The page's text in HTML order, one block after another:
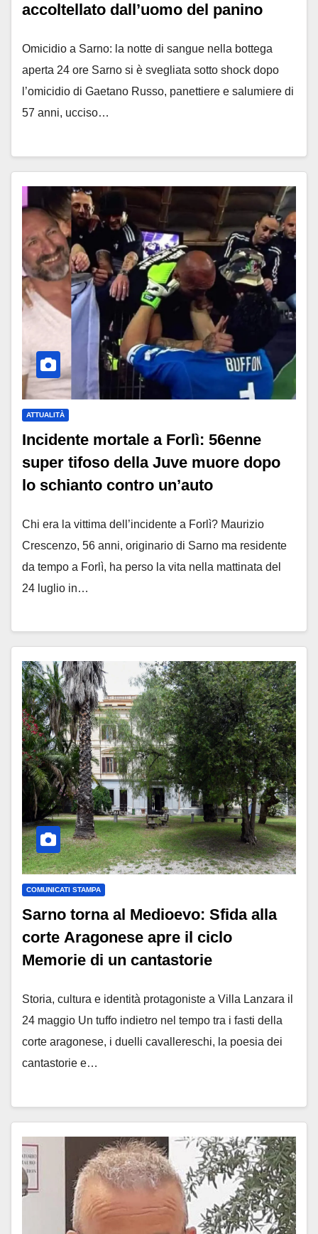
accoltellato dall’uomo del panino
Omicidio a Sarno: la notte di sangue nella bottega
aperta 24 ore Sarno si è svegliata sotto shock dopo
l’omicidio di Gaetano Russo, panettiere e salumiere di
57 anni, ucciso…
ATTUALITÀ
Incidente mortale a Forlì: 56enne
super tifoso della Juve muore dopo
lo schianto contro un’auto
Chi era la vittima dell’incidente a Forlì? Maurizio
Crescenzo, 56 anni, originario di Sarno ma residente
da tempo a Forlì, ha perso la vita nella mattinata del
24 luglio in…
COMUNICATI STAMPA
Sarno torna al Medioevo: Sfida alla
corte Aragonese apre il ciclo
Memorie di un cantastorie
Storia, cultura e identità protagoniste a Villa Lanzara il
24 maggio Un tuffo indietro nel tempo tra i fasti della
corte aragonese, i duelli cavallereschi, la poesia dei
cantastorie e…